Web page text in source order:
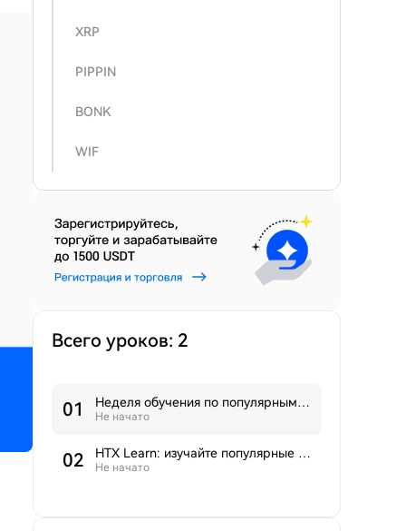
XRP
PIPPIN
BONK
WIF
Всего уроков: 2
01 Неделя обучения по популярным токенам 6: Восстановление мем-монет на Solana, 2026 год может стать годом трансформации для XRP
Не начато
02 HTX Learn: изучайте популярные криптовалюты и разделите призовой фонд $50,000 HTX
Не начато